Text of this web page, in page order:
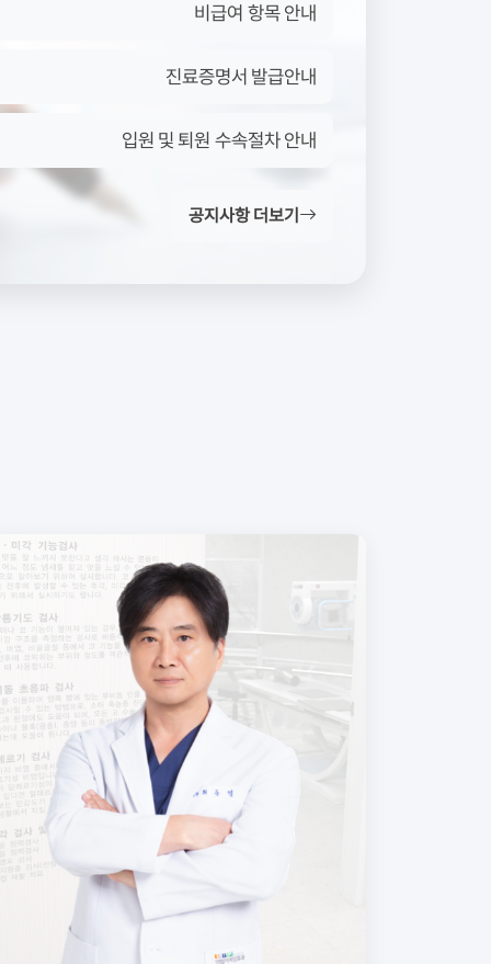
비급여 항목 안내
진료증명서 발급안내
입원 및 퇴원 수속절차 안내
공지사항 더보기
자세히 보기